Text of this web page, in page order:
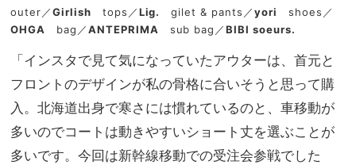
outer／Girlish tops／Lig. gilet & pants／yori shoes／
OHGA
bag／ANTEPRIMA sub bag／BIBI soeurs.
「インスタで見て気になっていたアウターは、首元と
フロントのデザインが私の骨格に合いそうと思って購
入。北海道出身で寒さには慣れているのと、車移動が
多いのでコートは動きやすいショート丈を選ぶことが
多いです。今回は新幹線移動での受注会参戦でした